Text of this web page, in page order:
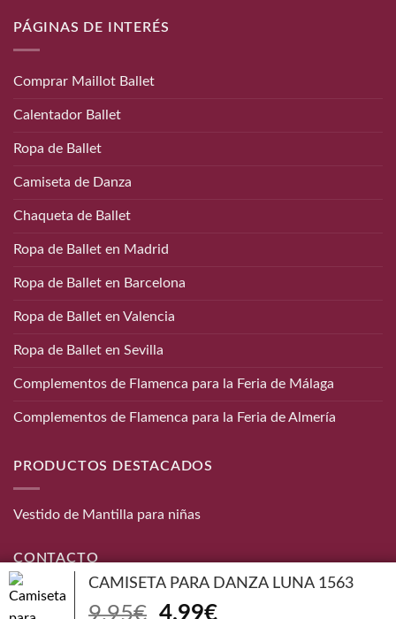
PÁGINAS DE INTERÉS
Comprar Maillot Ballet
Calentador Ballet
Ropa de Ballet
Camiseta de Danza
Chaqueta de Ballet
Ropa de Ballet en Madrid
Ropa de Ballet en Barcelona
Ropa de Ballet en Valencia
Ropa de Ballet en Sevilla
Complementos de Flamenca para la Feria de Málaga
Complementos de Flamenca para la Feria de Almería
PRODUCTOS DESTACADOS
Vestido de Mantilla para niñas
CONTACTO
656 872 190
CAMISETA PARA DANZA LUNA 1563
9,95€ El
4,99€El